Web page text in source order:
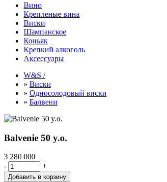
Вино
Крепленые вина
Виски
Шампанское
Коньяк
Крепкий алкоголь
Аксессуары
W&S /
» Виски
» Односолодовый виски
» Балвени
Balvenie 50 y.o.
3 280 000
-
+